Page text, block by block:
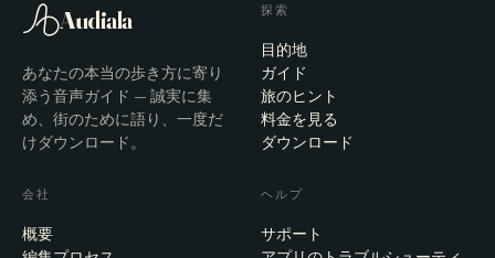
Audiala
あなたの本当の歩き方に寄り
添う音声ガイド — 誠実に集
め、街のために語り、一度だ
けダウンロード。
探索
目的地
ガイド
旅のヒント
料金を見る
ダウンロード
会社
概要
ヘルプ
サポート